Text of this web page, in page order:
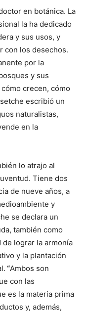
en botánica. La
la ha dedicado
y sus usos, y
con los desechos.
por la
y sus
crecen, cómo
escribió un
naturalistas,
en la
lo atrajo al
Tiene dos
de nueve años, a
y
se declara un
también como
lograr la armonía
y la plantación
“Ambos son
con las
es la materia prima
y, además,